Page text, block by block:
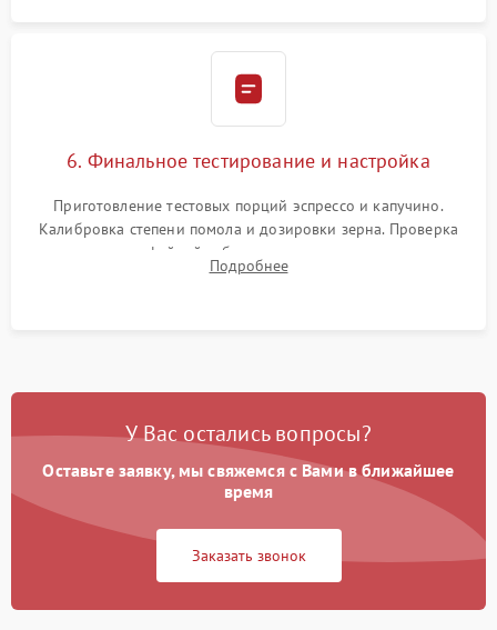
6. Финальное тестирование и настройка
Приготовление тестовых порций эспрессо и капучино.
Калибровка степени помола и дозировки зерна. Проверка
плотности кофейной таблетки, температуры напитка и
качества молочной пены. Контроль отсутствия посторонних
Подробнее
У Вас остались вопросы?
Оставьте заявку, мы свяжемся с Вами в ближайшее
время
Заказать звонок